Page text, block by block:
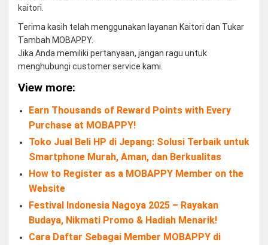
kaitori.
Terima kasih telah menggunakan layanan Kaitori dan Tukar
Tambah MOBAPPY.
Jika Anda memiliki pertanyaan, jangan ragu untuk
menghubungi customer service kami.
View more:
Earn Thousands of Reward Points with Every
Purchase at MOBAPPY!
Toko Jual Beli HP di Jepang: Solusi Terbaik untuk
Smartphone Murah, Aman, dan Berkualitas
How to Register as a MOBAPPY Member on the
Website
Festival Indonesia Nagoya 2025 – Rayakan
Budaya, Nikmati Promo & Hadiah Menarik!
Cara Daftar Sebagai Member MOBAPPY di